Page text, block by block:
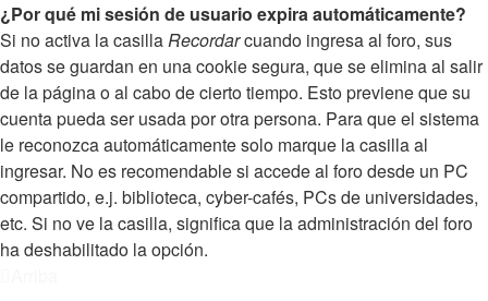
¿Por qué mi sesión de usuario expira automáticamente?
Si no activa la casillaRecordarcuando ingresa al foro, sus
datos se guardan en una cookie segura, que se elimina al salir
de la página o al cabo de cierto tiempo. Esto previene que su
cuenta pueda ser usada por otra persona. Para que el sistema
le reconozca automáticamente solo marque la casilla al
ingresar. No es recomendable si accede al foro desde un PC
compartido, e.j. biblioteca, cyber-cafés, PCs de universidades,
etc. Si no ve la casilla, significa que la administración del foro
ha deshabilitado la opción.